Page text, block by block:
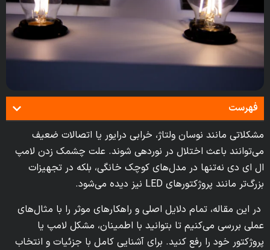
فهرست
مشکلاتی مانند نوسان ولتاژ، خرابی درایور یا اتصالات ضعیف
می‌توانند باعث اختلال در نوردهی شوند. علت چشمک زدن لامپ
ال ای دی نه‌تنها در مدل‌های کوچک خانگی، بلکه در تجهیزات
بزرگ‌تر مانند پروژکتورهای LED نیز دیده می‌شود.
در این مقاله، تمام دلایل اصلی و راهکارهای موثر را با مثال‌های
عملی بررسی می‌کنیم تا بتوانید با اطمینان، مشکل لامپ یا
پروژکتور خود را رفع کنید. برای آشنایی کامل با جزئیات و انتخاب